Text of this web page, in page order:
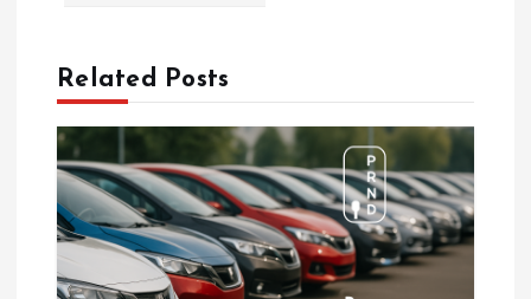
z
n
m
Related Posts